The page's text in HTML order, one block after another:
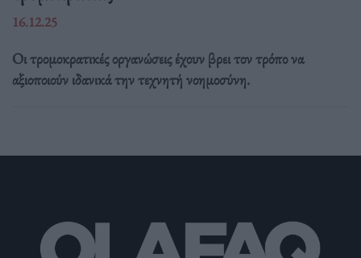
16.12.25
Οι τρομοκρατικές οργανώσεις έχουν βρει τον τρόπο να
αξιοποιούν ιδανικά την τεχνητή νοημοσύνη.